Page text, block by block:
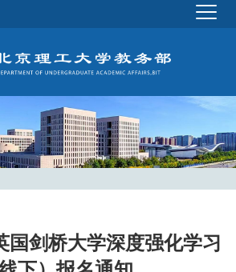
国剑桥大学深度强化学习